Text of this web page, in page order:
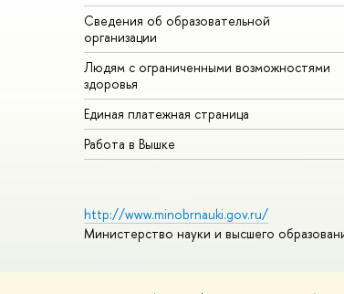
Сведения об образовательной
организации
Людям с ограниченными возможностями
здоровья
Единая платежная страница
Работа в Вышке
http://www.minobrnauki.gov.ru/
Министерство науки и высшего